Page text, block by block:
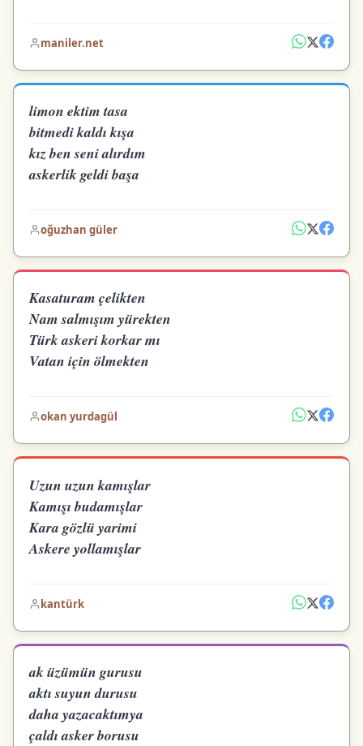
maniler.net
limon ektim tasa
bitmedi kaldı kışa
kız ben seni alırdım
askerlik geldi başa
oğuzhan güler
Kasaturam çelikten
Nam salmışım yürekten
Türk askeri korkar mı
Vatan için ölmekten
okan yurdagül
Uzun uzun kamışlar
Kamışı budamışlar
Kara gözlü yarimi
Askere yollamışlar
kantürk
ak üzümün gurusu
aktı suyun durusu
daha yazacaktımya
çaldı asker borusu